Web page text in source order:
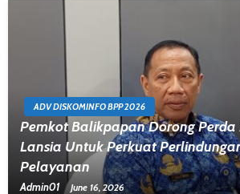
ADV DISKOMINFO BPP 2026
Pemkot Balikpapan Dorong Perda
Lansia Untuk Perkuat
Pelayanan
Admin01 June 16, 2026